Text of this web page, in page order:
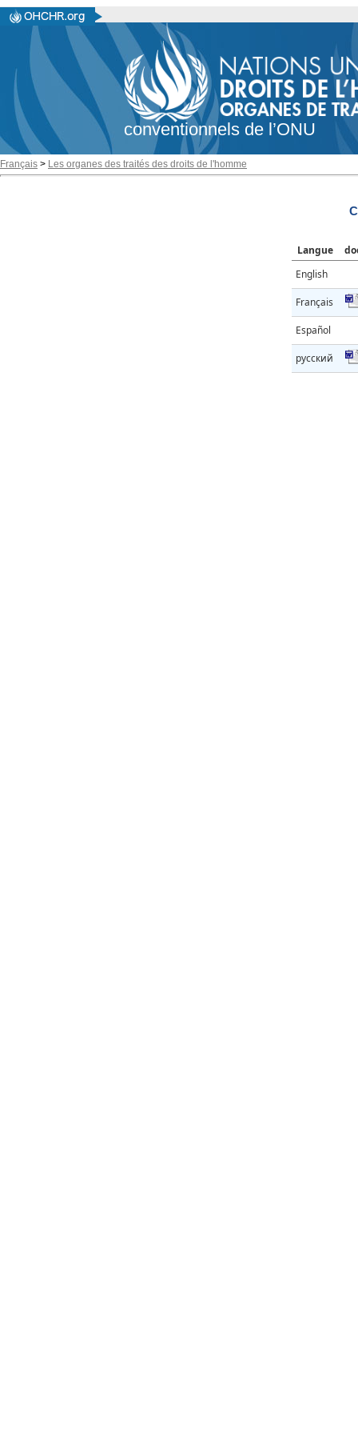
conventionnels de l’ONU
Français > Les organes des traités des droits de l'homme
Langue
English
Français
Español
русский